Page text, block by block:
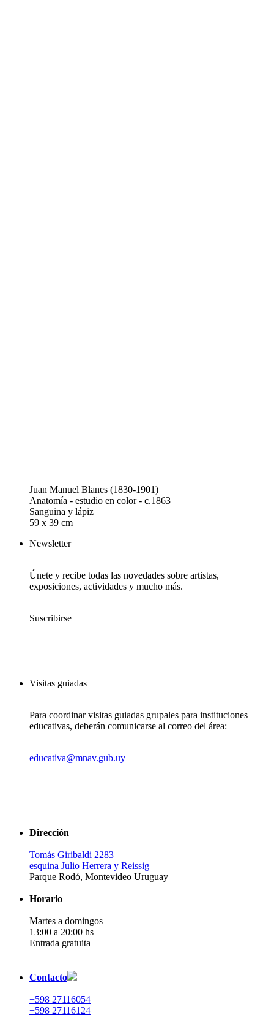
Juan Manuel Blanes (1830-1901)
Anatomía - estudio en color - c.1863
Sanguina y lápiz
59 x 39 cm
Newsletter
Únete y recibe todas las novedades sobre artistas,
exposiciones, actividades y mucho más.
Suscribirse
Visitas guiadas
Para coordinar visitas guiadas grupales para instituciones
educativas, deberán comunicarse al correo del área:
educativa@mnav.gub.uy
Dirección
Tomás Giribaldi 2283
esquina Julio Herrera y Reissig
Parque Rodó, Montevideo Uruguay
Horario
Martes a domingos
13:00 a 20:00 hs
Entrada gratuita
Contacto
+598 27116054
+598 27116124